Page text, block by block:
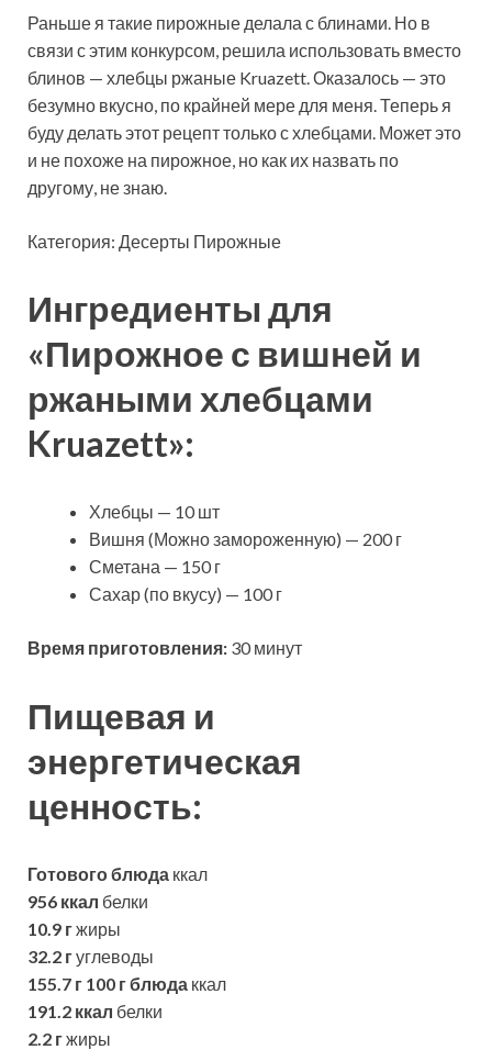
Раньше я такие пирожные делала с блинами. Но в
связи с этим конкурсом, решила использовать вместо
блинов — хлебцы ржаные Kruazett. Оказалось — это
безумно вкусно, по крайней мере для меня. Теперь я
буду делать этот рецепт только с хлебцами. Может это
и не похоже на пирожное, но как их назвать по
другому, не знаю.
Категория: Десерты Пирожные
Ингредиенты для
«Пирожное с вишней и
ржаными хлебцами
Kruazett»:
Хлебцы — 10 шт
Вишня (Можно замороженную) — 200 г
Сметана — 150 г
Сахар (по вкусу) — 100 г
Время приготовления: 30 минут
Пищевая и
энергетическая
ценность:
Готового блюда ккал
956 ккал белки
10.9 гжиры
32.2 гуглеводы
155.7 г 100 г блюда ккал
191.2 ккал белки
2.2 гжиры